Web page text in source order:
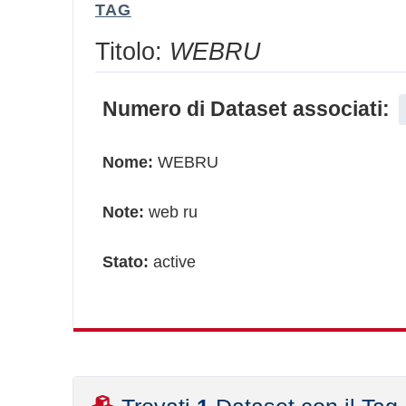
TAG
Titolo: WEBRU
Numero di Dataset associati:
Nome: WEBRU
Note: web ru
Stato: active